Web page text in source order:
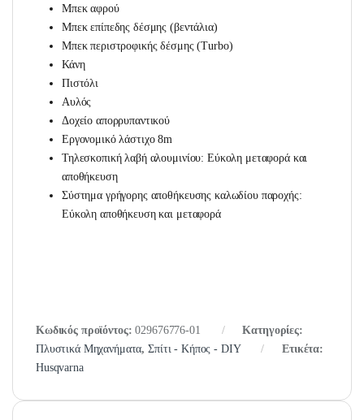
Μπεκ αφρού
Μπεκ επίπεδης δέσμης (βεντάλια)
Μπεκ περιστροφικής δέσμης (Turbo)
Κάνη
Πιστόλι
Αυλός
Δοχείο απορρυπαντικού
Εργονομικό λάστιχο 8m
Τηλεσκοπική λαβή αλουμινίου: Εύκολη μεταφορά και
αποθήκευση
Σύστημα γρήγορης αποθήκευσης καλωδίου παροχής:
Εύκολη αποθήκευση και μεταφορά
Κωδικός προϊόντος:029676776-01
Κατηγορίες:
Πλυστικά Μηχανήματα,Σπίτι - Κήπος - DIY
Ετικέτα:
Husqvarna